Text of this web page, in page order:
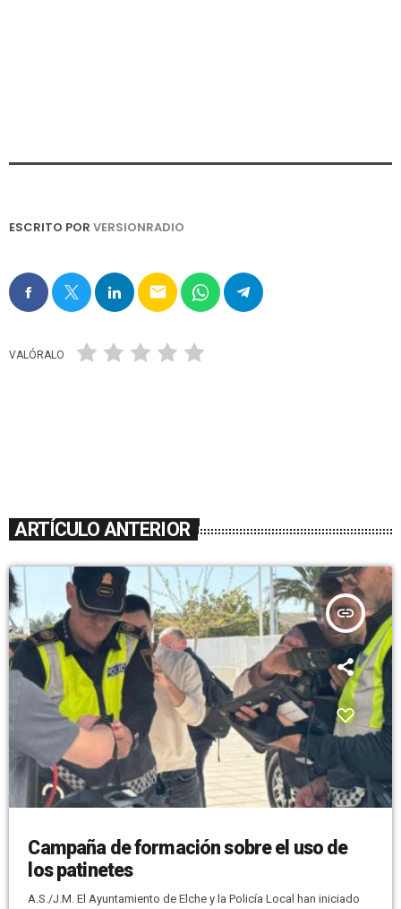
ESCRITO POR VERSIONRADIO
email
VALÓRALO
ARTÍCULO ANTERIOR
insert_link
Campaña de formación sobre el uso de
los patinetes
A.S./J.M. El Ayuntamiento de Elche y la Policía Local han iniciado